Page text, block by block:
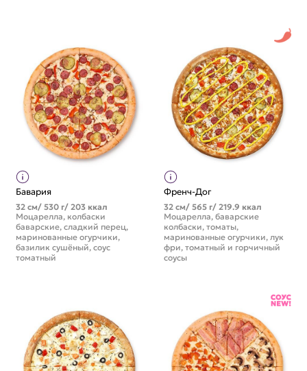
Бавария
32 см/ 530 г/ 203 ккал
Моцарелла, колбаски
баварские, сладкий перец,
маринованные огурчики,
базилик сушёный, соус
томатный
Френч-Дог
32 см/ 565 г/ 219.9 ккал
Моцарелла, баварские
колбаски, томаты,
маринованные огурчики, лук
фри, томатный и горчичный
соусы